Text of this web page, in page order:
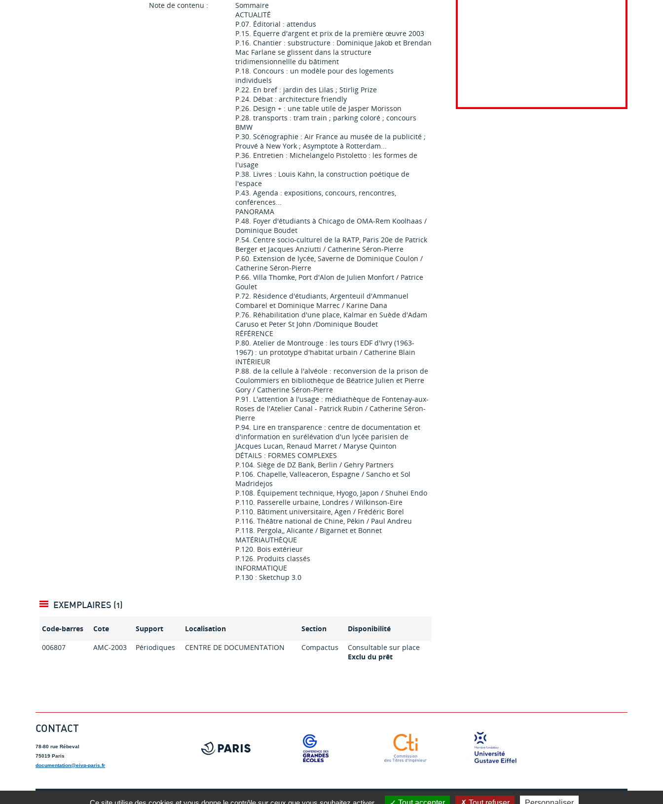
Note de contenu :
Sommaire
ACTUALITÉ
P.07. Éditorial : attendus
P.15. Équerre d'argent et prix de la première œuvre 2003
P.16. Chantier : substructure : Dominique Jakob et Brendan
Mac Farlane se glissent dans la structure
tridimensionnellle du bâtiment
P.18. Concours : un modèle pour des logements
individuels
P.22. En bref : jardin des Lilas ; Stirlig Prize
P.24. Débat : architecture friendly
P.26. Design + : une table utile de Jasper Morisson
P.28. transports : tram train ; parking coloré ; concours
BMW
P.30. Scénographie : Air France au musée de la publicité ;
Prouvé à New York ; Asymptote à Rotterdam...
P.36. Entretien : Michelangelo Pistoletto : les formes de
l'usage
P.38. Livres : Louis Kahn, la construction poétique de
l'espace
P.43. Agenda : expositions, concours, rencontres,
conférences...
PANORAMA
P.48. Foyer d'étudiants à Chicago de OMA-Rem Koolhaas /
Dominique Boudet
P.54. Centre socio-culturel de la RATP, Paris 20e de Patrick
Berger et Jacques Anziutti / Catherine Séron-Pierre
P.60. Extension de lycée, Saverne de Dominique Coulon /
Catherine Séron-Pierre
P.66. Villa Thomke, Port d'Alon de Julien Monfort / Patrice
Goulet
P.72. Résidence d'étudiants, Argenteuil d'Ammanuel
Combarel et Dominique Marrec / Karine Dana
P.76. Réhabilitation d'une place, Kalmar en Suède d'Adam
Caruso et Peter St John /Dominique Boudet
RÉFÉRENCE
P.80. Atelier de Montrouge : les tours EDF d'Ivry (1963-
1967) : un prototype d'habitat urbain / Catherine Blain
INTÉRIEUR
P.88. de la cellule à l'alvéole : reconversion de la prison de
Coulommiers en bibliothèque de Béatrice Julien et Pierre
Gory / Catherine Séron-Pierre
P.91. L'attention à l'usage : médiathèque de Fontenay-aux-
Roses de l'Atelier Canal - Patrick Rubin / Catherine Séron-
Pierre
P.94. Lire en transparence : centre de documentation et
d'information en surélévation d'un lycée parisien de
JAcques Lucan, Renaud Marret / Maryse Quinton
DÉTAILS : FORMES COMPLEXES
P.104. Siège de DZ Bank, Berlin / Gehry Partners
P.106. Chapelle, Valleaceron, Espagne / Sancho et Sol
Madridejos
P.108. Équipement technique, Hyogo, Japon / Shuhei Endo
P.110. Passerelle urbaine, Londres / Wilkinson-Eire
P.110. Bâtiment universitaire, Agen / Frédéric Borel
P.116. Théâtre national de Chine, Pékin / Paul Andreu
P.118. Pergola,, Alicante / Bigarnet et Bonnet
MATÉRIAUTHÈQUE
P.120. Bois extérieur
P.126. Produits classés
INFORMATIQUE
P.130 : Sketchup 3.0
EXEMPLAIRES (1)
Code-barres Cote Support Localisation Section
Disponibilité
006807
AMC-2003 Périodiques CENTRE DE DOCUMENTATION Compactus
Consultable sur place
Exclu du prêt
CONTACT
78-80 rue Rébeval
75019 Paris
documentation@eivp-paris.fr